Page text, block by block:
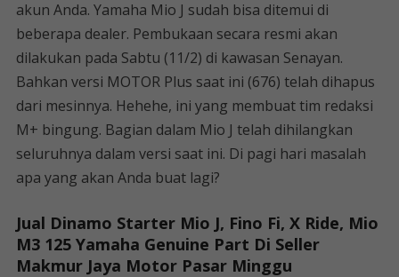
akun Anda. Yamaha Mio J sudah bisa ditemui di
beberapa dealer. Pembukaan secara resmi akan
dilakukan pada Sabtu (11/2) di kawasan Senayan.
Bahkan versi MOTOR Plus saat ini (676) telah dihapus
dari mesinnya. Hehehe, ini yang membuat tim redaksi
M+ bingung. Bagian dalam Mio J telah dihilangkan
seluruhnya dalam versi saat ini. Di pagi hari masalah
apa yang akan Anda buat lagi?
Jual Dinamo Starter Mio J, Fino Fi, X Ride, Mio
M3 125 Yamaha Genuine Part Di Seller
Makmur Jaya Motor Pasar Minggu